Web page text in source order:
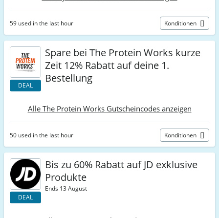
59 used in the last hour Konditionen
DEAL
Spare bei The Protein Works kurze
Zeit 12% Rabatt auf deine 1.
Bestellung
Alle The Protein Works Gutscheincodes anzeigen
50 used in the last hour Konditionen
DEAL
Bis zu 60% Rabatt auf JD exklusive
Produkte
Ends 13 August